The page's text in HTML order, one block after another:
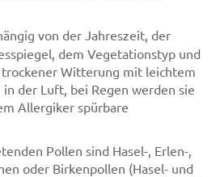
von der Jahreszeit, der
dem Vegetationstyp und
Witterung mit leichtem
der Luft, bei Regen werden sie
Allergiker spürbare
Pollen sind Hasel-, Erlen-,
oder Birkenpollen (Hasel- und